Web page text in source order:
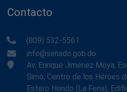
Contacto
(809) 532-5561
info@senado.gob.do
Av. Enrique Jiménez Moya,
Simó, Centro de los Héroes
Estero Hondo (La Feria),